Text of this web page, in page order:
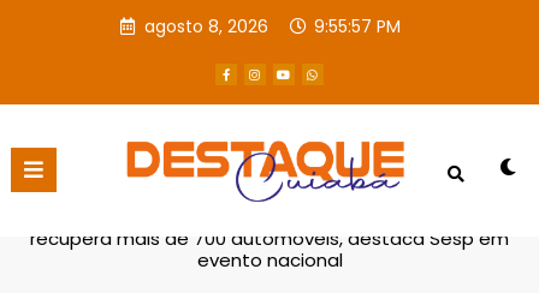
agosto 8, 2026 9:55:58 PM
Página inicial
Destaques
recupera mais de 700 automóveis, destaca Sesp em
evento nacional